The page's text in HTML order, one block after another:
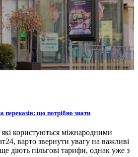
що потрібно знати
користуються міжнародними
варто звернути увагу на важливі
діють пільгові тарифи, однак уже з